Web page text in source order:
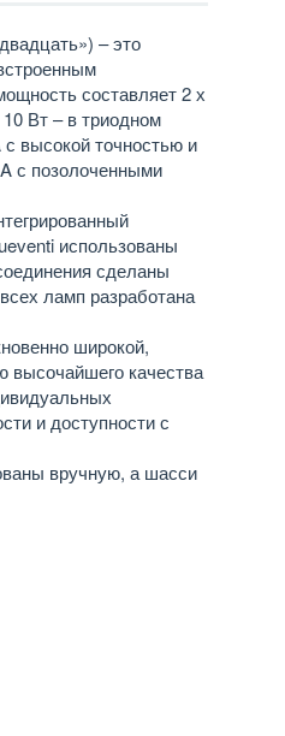
– это
составляет 2 х
Вт – в триодном
высокой точностью и
с позолоченными
использованы
сделаны
ламп разработана
широкой,
высочайшего качества
и доступности с
вручную, а шасси